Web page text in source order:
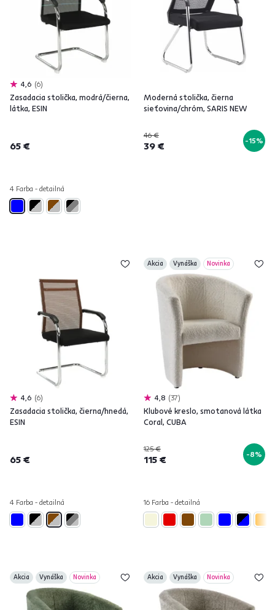
4,6 6
Zasadacia stolička, modrá/čierna,
látka, ESIN
65 €
4 Farba - detailná
Moderná stolička, čierna
sieťovina/chróm, SARIS NEW
46 €
39 € -15%
4,6 6
Zasadacia stolička, čierna/hnedá,
ESIN
65 €
4 Farba - detailná
Akcia Vynáška Novinka
4,8 37
Klubové kreslo, smotanová látka
Coral, CUBA
125 €
115 € -8%
16 Farba - detailná
Akcia Vynáška Novinka Akcia Vynáška Novinka